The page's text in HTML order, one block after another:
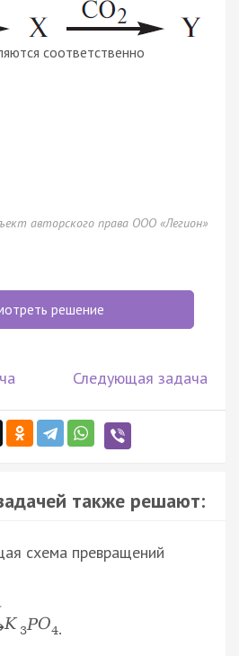
соответственно
авторского права ООО «Легион»
решение
Следующая задача
также решают:
схема превращений
K 3PO4.